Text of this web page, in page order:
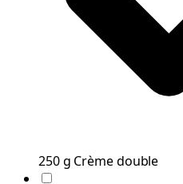
250g Crème double